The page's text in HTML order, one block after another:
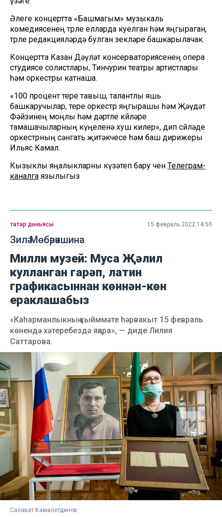
Әлеге концертта «Башмагым» музыкаль
комедиясенең төрле елларда куелган һәм яңгыраган,
төрле редакцияләрдә булган өзекләре башкарылачак.
Концертта Казан Дәүләт консерваториясенең опера
студиясе солистлары, Тинчурин театры артистлары
һәм оркестры катнаша.
«100 процент тере тавыш, талантлы яшь
башкаручылар, тере оркестр яңгырашы һәм Җәүдәт
Фәйзинең моңлы һәм дәртле көйләре
тамашачыларның күңеленә хуш килер», дип сөйләде
оркестрның сәнгать җитәкчесе һәм баш дирижеры
Ильяс Камал.
Кызыклы яңалыкларны күзәтеп бару өчен Телеграм-
каналга язылыгыз
Зилә Мөбәрәкшина
татар дөньясы 15 февраль 2022 14:50
Милли музей: Муса Җәлил
кулланган гарәп, латин
графикасыннан көннән-көн
ераклашабыз
«Каһарманлыкның кыйммәте һәрвакыт 15 февраль
көнендә хәтеребездә яңара», — диде Лилия
Саттарова.
Салават Камалетдинов